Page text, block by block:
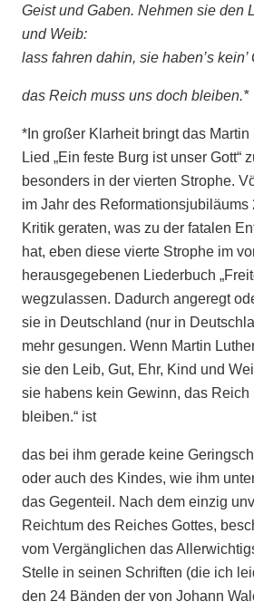
Geist und Gaben. Nehmen sie den
und Weib:
lass fahren dahin, sie haben’s kein’
das Reich muss uns doch bleiben.*
*In großer Klarheit bringt das
Lied „Ein feste Burg ist unser Gott“
besonders in der vierten Strophe.
im Jahr des
Kritik geraten, was zu der fatalen
hat, eben diese vierte Strophe im
herausgegebenen Liederbuch
wegzulassen. Dadurch angeregt
sie in Deutschland (nur in
mehr gesungen. Wenn Martin
sie den Leib, Gut, Ehr, Kind und
sie habens kein Gewinn, das Reich
bleiben.“ ist
das bei ihm gerade keine
oder auch des Kindes, wie ihm
das Gegenteil. Nach dem einzig
Reichtum des Reiches Gottes,
vom Vergänglichen das
Stelle in seinen Schriften (die ich
den 24 Bänden der von Johann